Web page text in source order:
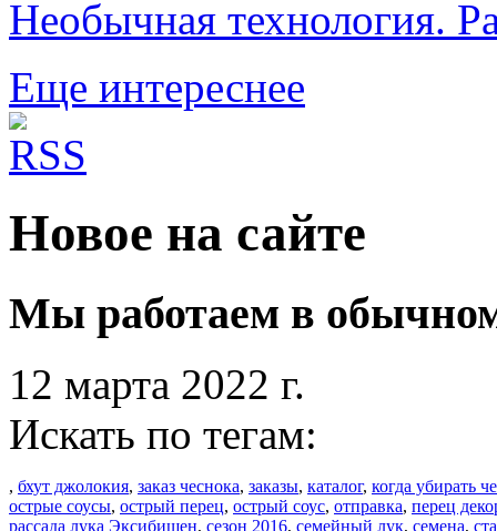
Необычная технология.
Еще интереснее
Новое на сайте
Мы работаем в
12 марта 2022 г.
Искать по тегам:
, бхут джолокия, заказ чеснока, заказы, каталог, когда убирать
острые соусы, острый перец, острый соус, отправка, перец
рассада лука Эксибишен, сезон 2016, семейный лук, семена,